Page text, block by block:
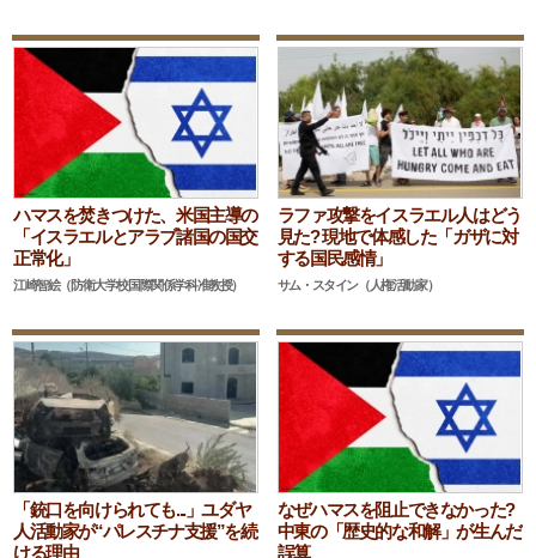
ハマスを焚きつけた、米国主導の
「イスラエルとアラブ諸国の国交
正常化」
江崎智絵（防衛大学校国際関係学科准教授）
ラファ攻撃をイスラエル人はどう
見た? 現地で体感した「ガザに対
する国民感情」
サム・スタイン（人権活動家）
「銃口を向けられても...」ユダヤ
人活動家が“パレスチナ支援”を続
ける理由
なぜハマスを阻止できなかった?
中東の「歴史的な和解」が生んだ
誤算